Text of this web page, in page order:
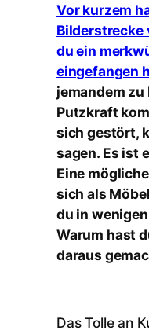
Vor kurzem
Bilderstrecke
du ein
eingefangen
jemandem zu
Putzkraft
sich gestört,
sagen. Es ist
Eine
sich als
du in
Warum hast
daraus
Das Tolle an